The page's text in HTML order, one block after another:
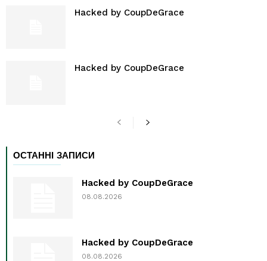
Hacked by CoupDeGrace
Hacked by CoupDeGrace
ОСТАННІ ЗАПИСИ
Hacked by CoupDeGrace
08.08.2026
Hacked by CoupDeGrace
08.08.2026